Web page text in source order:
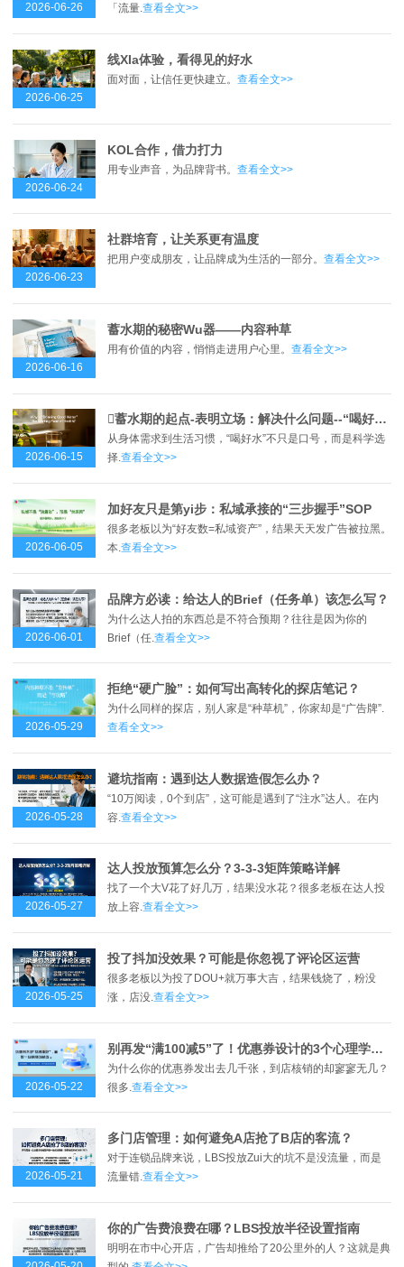
2026-06-26
「流量.查看全文>>
2026-06-25
线XIa体验，看得见的好水
面对面，让信任更快建立。 查看全文>>
2026-06-24
KOL合作，借力打力
用专业声音，为品牌背书。 查看全文>>
2026-06-23
社群培育，让关系更有温度
把用户变成朋友，让品牌成为生活的一部分。 查看全文>>
2026-06-16
蓄水期的秘密Wu器——内容种草
用有价值的内容，悄悄走进用户心里。 查看全文>>
2026-06-15
蓄水期的起点-表明立场：解决什么问题--“喝好水”是健康的起点？
从身体需求到生活习惯，“喝好水”不只是口号，而是科学选
择.查看全文>>
2026-06-05
加好友只是第yi步：私域承接的“三步握手”SOP
很多老板以为“好友数=私域资产”，结果天天发广告被拉黑。
本.查看全文>>
2026-06-01
品牌方必读：给达人的Brief（任务单）该怎么写？
为什么达人拍的东西总是不符合预期？往往是因为你的
Brief（任. 查看全文>>
2026-05-29
拒绝“硬广脸”：如何写出高转化的探店笔记？
为什么同样的探店，别人家是“种草机”，你家却是“广告牌”.
查看全文>>
2026-05-28
避坑指南：遇到达人数据造假怎么办？
“10万阅读，0个到店”，这可能是遇到了“注水”达人。在内
容. 查看全文>>
2026-05-27
达人投放预算怎么分？3-3-3矩阵策略详解
找了一个大V花了好几万，结果没水花？很多老板在达人投
放上容.查看全文>>
2026-05-25
投了抖加没效果？可能是你忽视了评论区运营
很多老板以为投了DOU+就万事大吉，结果钱烧了，粉没
涨，店没.查看全文>>
2026-05-22
别再发“满100减5”了！优惠券设计的3个心理学误区
为什么你的优惠券发出去几千张，到店核销的却寥寥无几？
很多. 查看全文>>
2026-05-21
多门店管理：如何避免A店抢了B店的客流？
对于连锁品牌来说，LBS投放Zui大的坑不是没流量，而是
流量错.查看全文>>
你的广告费浪费在哪？LBS投放半径设置指南
明明在市中心开店，广告却推给了20公里外的人？这就是典